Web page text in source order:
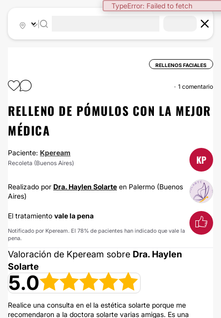
TypeError: Failed to fetch
RELLENOS FACIALES
1 comentario
RELLENO DE PÓMULOS CON LA MEJOR
MÉDICA
Paciente: Kpeream
Recoleta (Buenos Aires) KP
Realizado por Dra. Haylen Solarte en Palermo (Buenos
Aires)
El tratamiento vale la pena
Notificado por Kpeream. El 78% de pacientes han indicado que vale la
pena.
Valoración de Kpeream sobre Dra. Haylen
Solarte
5.0
Realice una consulta en el la estética solarte porque me
recomendaron a la doctora solarte varias amigas. Es una